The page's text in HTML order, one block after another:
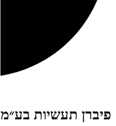
פיברן תעשיות בע״מ